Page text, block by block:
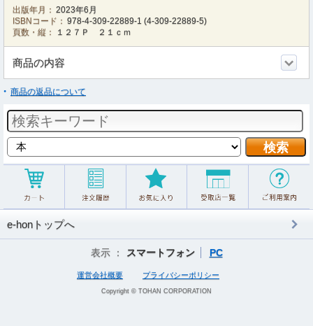
出版年月： 2023年6月
ISBNコード： 978-4-309-22889-1 (4-309-22889-5)
頁数・縦：
１２７Ｐ ２１ｃｍ
商品の内容
商品の返品について
e-honトップへ
表示 ： スマートフォン PC
運営会社概要 プライバシーポリシー
Copyright © TOHAN CORPORATION